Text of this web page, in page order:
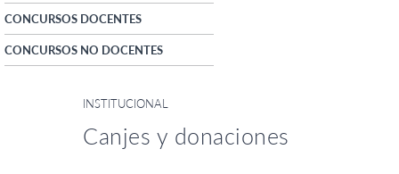
CONCURSOS DOCENTES
CONCURSOS NO DOCENTES
INSTITUCIONAL
Canjes y donaciones